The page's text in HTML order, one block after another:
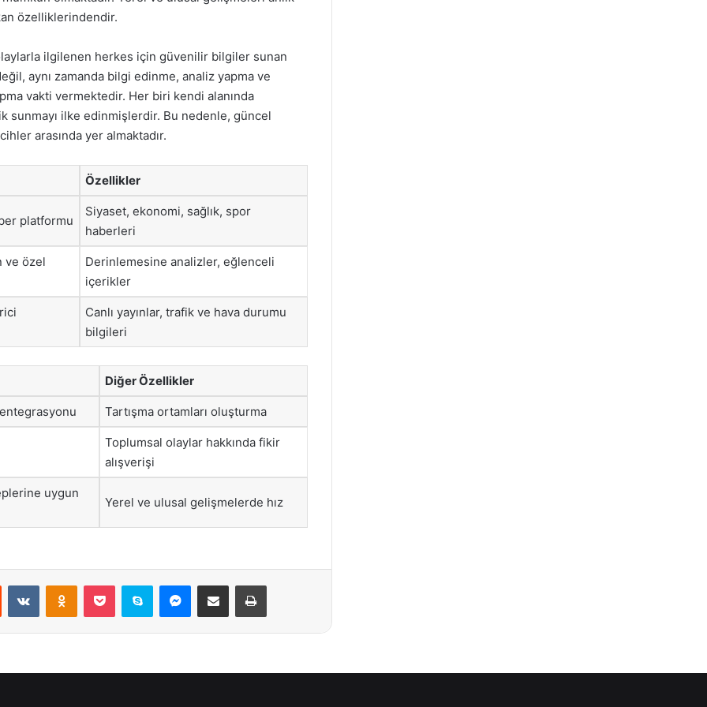
özelliklerindendir.
ilgilenen herkes için güvenilir bilgiler sunan
aynı zamanda bilgi edinme, analiz yapma ve
vakti vermektedir. Her biri kendi alanında
sunmayı ilke edinmişlerdir. Bu nedenle, güncel
arasında yer almaktadır.
Özellikler
platformu
Siyaset, ekonomi, sağlık, spor
haberleri
ve özel
Derinlemesine analizler, eğlenceli
içerikler
Canlı yayınlar, trafik ve hava durumu
bilgileri
Diğer Özellikler
Tartışma ortamları oluşturma
Toplumsal olaylar hakkında fikir
alışverişi
uygun
Yerel ve ulusal gelişmelerde hız
Reddit VKontakteOdnoklassniki
Pocket Skype Messenger
E-Posta ile paylaş Yazdır